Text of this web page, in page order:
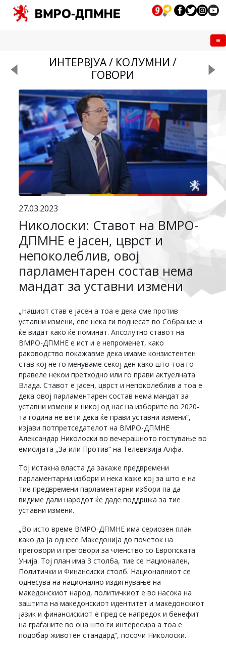
ИНТЕРВЈУА / КОЛУМНИ /
ГОВОРИ
27.03.2023
Николоски: Ставот на ВМРО-
ДПМНЕ е јасен, цврст и
непоколеблив, овој
парламентарен состав нема
мандат за уставни измени
„Нашиот став е јасен а тоа е дека сме против
уставни измени, еве нека ги поднесат во Собрание и
ќе видат како ќе поминат. Апсолутно ставот на
ВМРО-ДПМНЕ е ист и е непроменет, како
раководство покажавме дека имаме конзистентен
став кој не го менуваме секој ден како што тоа го
правеле некои претходно или го прави актуелната
Влада. Ставот е јасен, цврст и непоколеблив а тоа е
дека овој парламентарен состав нема мандат за
уставни измени и никој од нас на изборите во 2020-
та година не вети дека ќе прави уставни измени“,
изјави потпретседателот на ВМРО-ДПМНЕ
Александар Николоски во вечерашното гостување во
емисијата „За или Против“ на Телевизија Алфа.
Тој истакна власта да закаже предвремени
парламентарни избори и нека каже кој за што е на
тие предвремени парламентарни избори па да
видиме дали народот ќе даде поддршка за тие
уставни измени.
„Во исто време ВМРО-ДПМНЕ има сериозен план
како да ја однесе Македонија до почеток на
преговори и преговори за членство со Европската
Унија. Тој план има 3 столба, тие се Национален,
Политички и Финансиски столб. Националниот се
однесува на национално издигнување на
македонскиот народ, политичкиот е во насока на
заштита на македонскиот идентитет и македонскиот
јазик и финансискиот е пред се напредок и бенефит
на граѓаните во она што ги интересира а тоа е
подобар животен стандард“, посочи Николоски.